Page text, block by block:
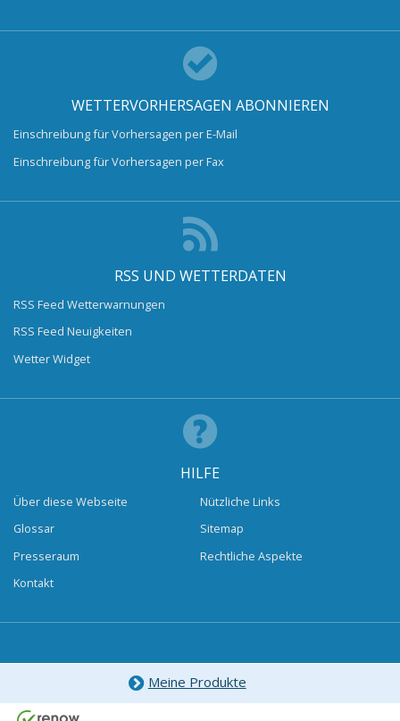
WETTERVORHERSAGEN ABONNIEREN
Einschreibung für Vorhersagen per E-Mail
Einschreibung für Vorhersagen per Fax
RSS UND WETTERDATEN
RSS Feed Wetterwarnungen
RSS Feed Neuigkeiten
Wetter Widget
HILFE
Über diese Webseite
Glossar
Presseraum
Kontakt
Nützliche Links
Sitemap
Rechtliche Aspekte
Meine Produkte